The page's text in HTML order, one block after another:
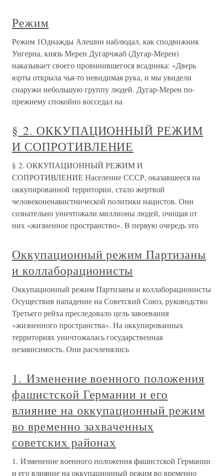
Режим
Режим 1Однажды Алешин наблюдал, как сподвижник
Унгерна, князь Мерен Дугарчжаб (Дугар-Мерен)
наказывает своего провинившегося всадника: «Дверь
юрты открыла чья-то невидимая рука, и мы увидели
снаружи небольшую группу людей. Дугар-Мерен по-
прежнему спокойно восседал на
§ 2. ОККУПАЦИОННЫЙ РЕЖИМ
И СОПРОТИВЛЕНИЕ
§ 2. ОККУПАЦИОННЫЙ РЕЖИМ И
СОПРОТИВЛЕНИЕ Население СССР, оказавшееся на
оккупированной территории, стало жертвой
человеконенавистнической политики нацистов. Они
сознательно уничтожали миллионы людей, очищая от
них «жизненное пространство». В первую очередь это
Оккупационный режим Партизаны
и коллаборационисты
Оккупационный режим Партизаны и коллаборационисты
Осуществив нападение на Советский Союз, руководство
Третьего рейха преследовало цель завоевания
«жизненного пространства». На оккупированных
территориях уничтожалась государственная
независимость. Они расчленялись
1. Изменение военного положения
фашистской Германии и его
влияние на оккупационный режим
во временно захваченных
советских районах
1. Изменение военного положения фашистской Германии
и его влияние на оккупационный режим во временно